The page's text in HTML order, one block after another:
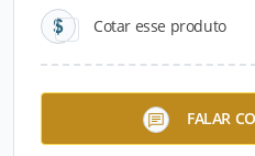
Cotar esse produto
FALAR